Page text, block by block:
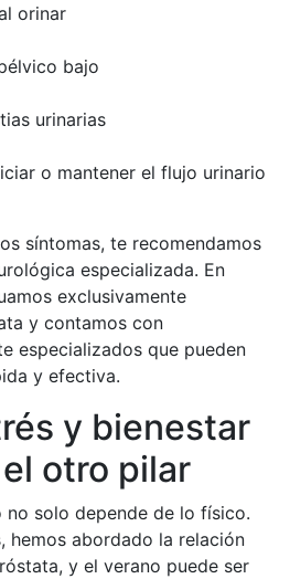
orinar
bajo
urinarias
o mantener el flujo urinario
síntomas, te recomendamos
especializada. En
exclusivamente
y contamos con
especializados que pueden
y efectiva.
y bienestar
otro pilar
solo depende de lo físico.
hemos abordado la relación
y el verano puede ser